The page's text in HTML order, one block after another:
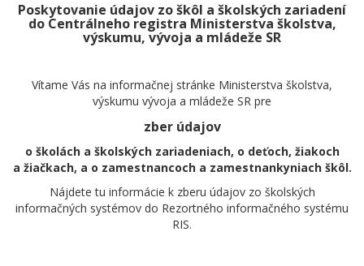
Poskytovanie údajov zo škôl a školských zariadení
do Centrálneho registra Ministerstva školstva,
výskumu, vývoja a mládeže SR
Vítame Vás na informačnej stránke Ministerstva školstva,
výskumu vývoja a mládeže SR pre
zber údajov
o školách a školských zariadeniach, o deťoch, žiakoch
a žiačkach, a o zamestnancoch a zamestnankyniach škôl.
Nájdete tu informácie k zberu údajov zo školských
informačných systémov do Rezortného informačného systému
RIS.